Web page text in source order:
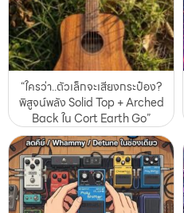
“ใครว่า..ตัวเล็กจะเสียงกระป๋อง?
พิสูจน์พลัง Solid Top + Arched
Back ใน Cort Earth Go”